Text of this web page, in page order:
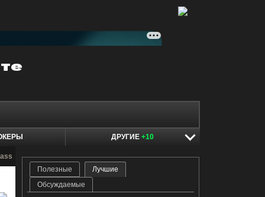
ДРУГИЕ +10
Полезные
Лучшие
Обсуждаемые